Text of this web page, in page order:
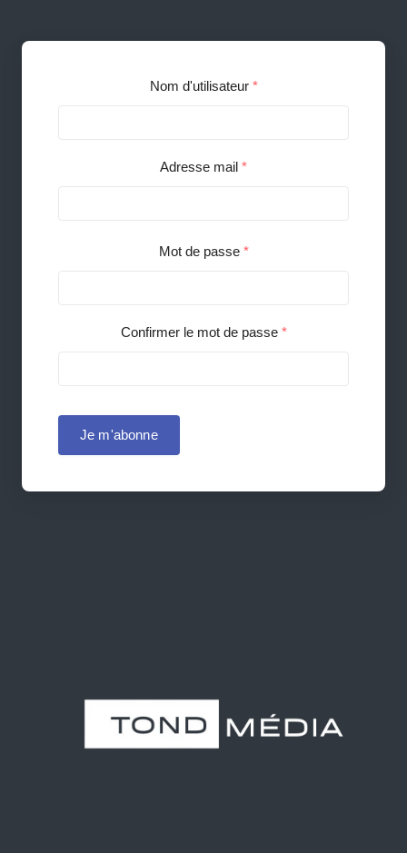
Nom d'utilisateur *
Adresse mail *
Mot de passe *
Confirmer le mot de passe *
Je m'abonne